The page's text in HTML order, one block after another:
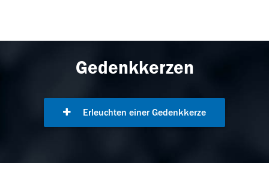
Gedenkkerzen
Erleuchten einer Gedenkkerze